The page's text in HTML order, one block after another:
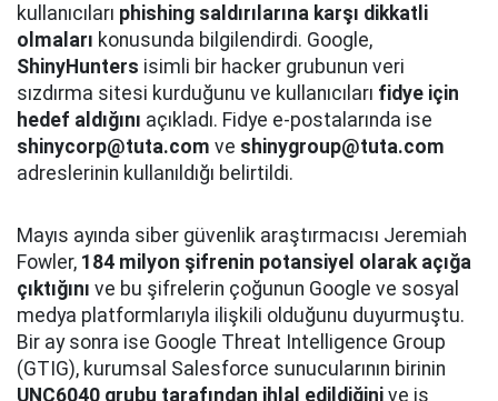
kullanıcıları phishing saldırılarına karşı dikkatli
olmaları konusunda bilgilendirdi. Google,
ShinyHunters isimli bir hacker grubunun veri
sızdırma sitesi kurduğunu ve kullanıcıları fidye için
hedef aldığını açıkladı. Fidye e-postalarında ise
shinycorp@tuta.com ve shinygroup@tuta.com
adreslerinin kullanıldığı belirtildi.
Mayıs ayında siber güvenlik araştırmacısı Jeremiah
Fowler, 184 milyon şifrenin potansiyel olarak açığa
çıktığını ve bu şifrelerin çoğunun Google ve sosyal
medya platformlarıyla ilişkili olduğunu duyurmuştu.
Bir ay sonra ise Google Threat Intelligence Group
(GTIG), kurumsal Salesforce sunucularının birinin
UNC6040 grubu tarafından ihlal edildiğini ve iş